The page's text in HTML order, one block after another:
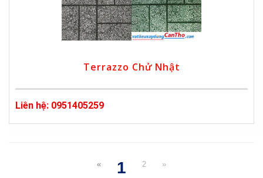
Terrazzo Chử Nhật
Liên hệ: 0951405259
«
1
2 »